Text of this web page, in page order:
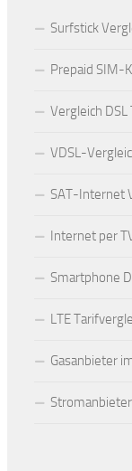
Surfstick
Prepaid SIM-
Vergleich DSL
VDSL-
SAT-Internet
Internet per
Smartphone
LTE
Gasanbieter